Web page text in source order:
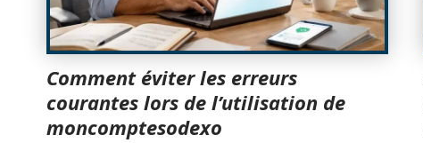
Comment éviter les erreurs
courantes lors de l’utilisation de
moncomptesodexo